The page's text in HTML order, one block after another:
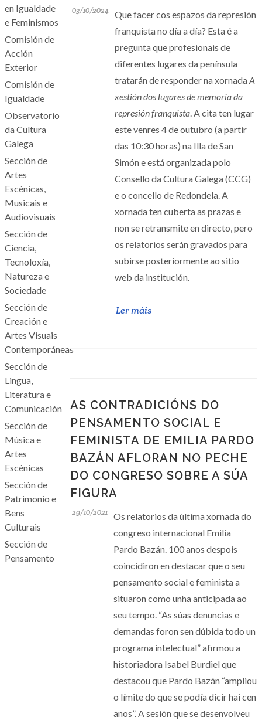
en Igualdade
e Feminismos
Comisión de
Acción
Exterior
Comisión de
Igualdade
Observatorio
da Cultura
Galega
Sección de
Artes
Escénicas,
Musicais e
Audiovisuais
Sección de
Ciencia,
Tecnoloxía,
Natureza e
Sociedade
Sección de
Creación e
Artes Visuais
Contemporáneas
Sección de
Lingua,
Literatura e
Comunicación
Sección de
Música e
Artes
Escénicas
Sección de
Patrimonio e
Bens
Culturais
Sección de
Pensamento
03/10/2024
Que facer cos espazos da represión
franquista no día a día? Esta é a
pregunta que profesionais de
diferentes lugares da península
tratarán de responder na xornadaA
xestión dos lugares de memoria da
represión franquista. A cita ten lugar
este venres 4 de outubro (a partir
das 10:30 horas) na Illa de San
Simón e está organizada polo
Consello da Cultura Galega (CCG)
e o concello de Redondela. A
xornada ten cuberta as prazas e
non se retransmite en directo, pero
os relatorios serán gravados para
subirse posteriormente ao sitio
web da institución.
Ler máis
AS CONTRADICIÓNS DO
PENSAMENTO SOCIAL E
FEMINISTA DE EMILIA PARDO
BAZÁN AFLORAN NO PECHE
DO CONGRESO SOBRE A SÚA
FIGURA
29/10/2021
Os relatorios da última xornada do
congreso internacional Emilia
Pardo Bazán. 100 anos despois
coincidiron en destacar que o seu
pensamento social e feminista a
situaron como unha anticipada ao
seu tempo. “As súas denuncias e
demandas foron sen dúbida todo un
programa intelectual” afirmou a
historiadora Isabel Burdiel que
destacou que Pardo Bazán “ampliou
o límite do que se podía dicir hai cen
anos”. A sesión que se desenvolveu